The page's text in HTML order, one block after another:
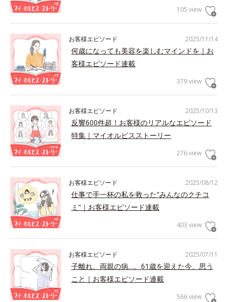
105 view
2025/11/14
お客様エピソード
何歳になっても美容を楽しむマインドを｜お
客様エピソード連載
379 view
2025/10/13
お客様エピソード
反響600件超！お客様のリアルなエピソード
特集｜マイオルビスストーリー
276 view
2025/08/12
お客様エピソード
仕事で手一杯の私を救った“みんなのクチコ
ミ”｜お客様エピソード連載
403 view
2025/07/11
お客様エピソード
子離れ、両親の病…。61歳を迎えた今、思う
こと｜お客様エピソード連載
566 view